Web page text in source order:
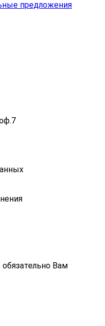
предложения
Вам